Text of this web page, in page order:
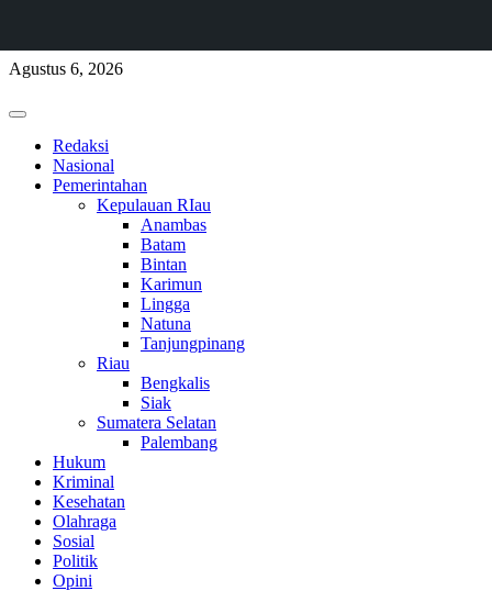
Skip
content
Agustus 6, 2026
Primary
Redaksi
Nasional
Pemerintahan
Kepulauan RIau
Anambas
Batam
Bintan
Karimun
Lingga
Natuna
Tanjungpinang
Riau
Bengkalis
Siak
Sumatera Selatan
Palembang
Hukum
Kriminal
Kesehatan
Olahraga
Sosial
Politik
Opini